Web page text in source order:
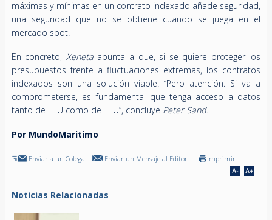
máximas y mínimas en un contrato indexado añade seguridad,
una seguridad que no se obtiene cuando se juega en el
mercado spot.
En concreto, Xeneta apunta a que, si se quiere proteger los
presupuestos frente a fluctuaciones extremas, los contratos
indexados son una solución viable. “Pero atención. Si va a
comprometerse, es fundamental que tenga acceso a datos
tanto de FEU como de TEU”, concluye Peter Sand.
Por MundoMaritimo
Enviar a un Colega Enviar un Mensaje al Editor Imprimir
Noticias Relacionadas